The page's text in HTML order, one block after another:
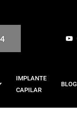
IMPLANTE
CAPILAR
BLOG